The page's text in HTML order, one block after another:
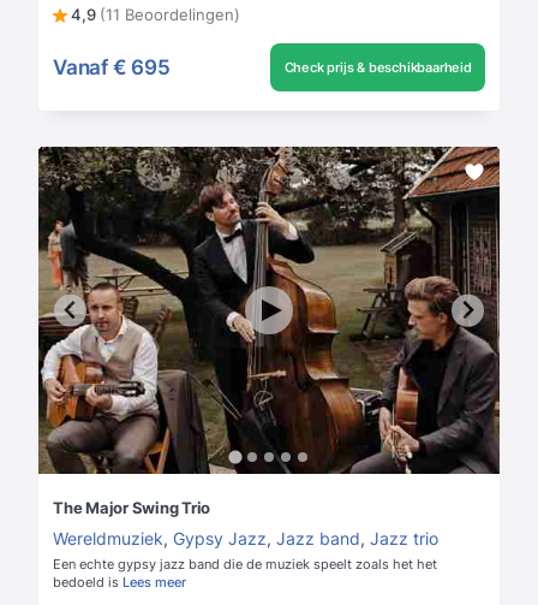
4,9 (11 Beoordelingen)
Vanaf € 695 Check prijs & beschikbaarheid
The Major Swing Trio
Wereldmuziek, Gypsy Jazz, Jazz band, Jazz trio
Een echte gypsy jazz band die de muziek speelt zoals het het
bedoeld is Lees meer